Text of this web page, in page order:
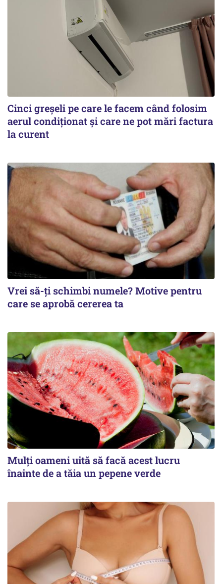
Cinci greșeli pe care le facem când folosim
aerul condiționat și care ne pot mări factura
la curent
Vrei să-ți schimbi numele? Motive pentru
care se aprobă cererea ta
Mulți oameni uită să facă acest lucru
înainte de a tăia un pepene verde